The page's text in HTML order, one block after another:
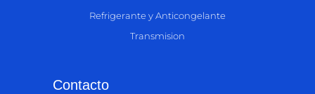
Refrigerante y Anticongelante
Transmision
Contacto